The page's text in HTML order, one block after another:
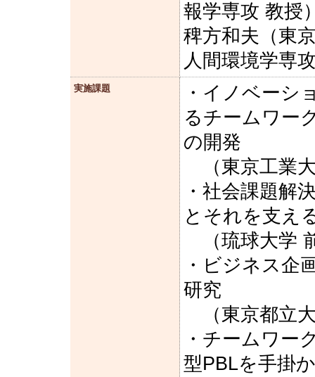
報学専攻 教授
稗方和夫（東
人間環境学専
実施課題
・イノベーシ
るチームワー
の開発
（東京工業
・社会課題解
とそれを支え
（琉球大学
・ビジネス企
研究
（東京都立
・チームワー
型PBLを手掛